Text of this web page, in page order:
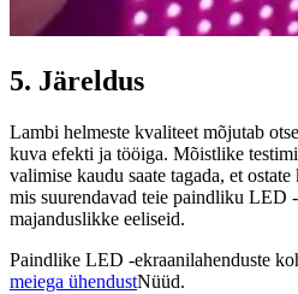
5. Järeldus
Lambi helmeste kvaliteet mõjutab
kuva efekti ja tööiga. Mõistlike
valimise kaudu saate tagada, et
mis suurendavad teie paindliku LED
majanduslikke eeliseid.
Paindlike LED -ekraanilahenduste
meiega ühendustNüüd.